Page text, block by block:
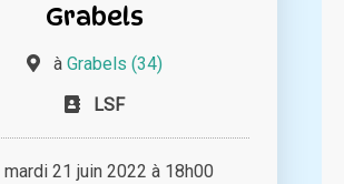
Grabels
à Grabels (34)
LSF
mardi 21 juin 2022 à 18h00